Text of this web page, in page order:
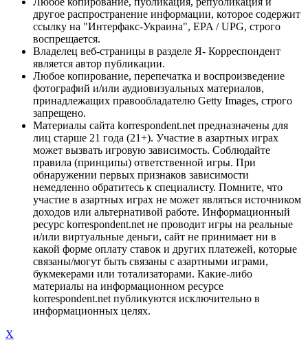
другое распространение информации, которое содержит
ссылку на "Интерфакс-Украина", EPA / UPG, строго
воспрещается.
Владелец веб-страницы в разделе Я- Корреспондент
является автор публикации.
Любое копирование, перепечатка и воспроизведение
фотографий и/или аудиовизуальных материалов,
принадлежащих правообладателю Getty Images, строго
запрещено.
Материалы сайта korrespondent.net предназначены для
лиц старше 21 года (21+). Участие в азартных играх
может вызвать игровую зависимость. Соблюдайте
правила (принципы) ответственной игры. При
обнаружении первых признаков зависимости
немедленно обратитесь к специалисту. Помните, что
участие в азартных играх не может являться источником
доходов или альтернативой работе. Информационный
ресурс korrespondent.net не проводит игры на реальные
и/или виртуальные деньги, сайт не принимает ни в
какой форме оплату ставок и других платежей, которые
связаны/могут быть связаны с азартными играми,
букмекерами или тотализаторами. Какие-либо
материалы на информационном ресурсе
korrespondent.net публикуются исключительно в
информационных целях.
X